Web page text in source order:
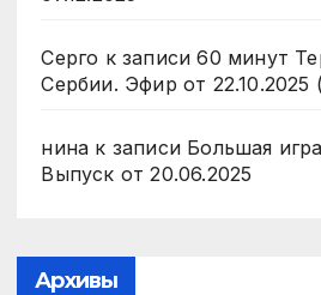
Серго к записи60 минут
Сербии. Эфир от 22.10.2025
нина к записи Большая
Выпуск от 20.06.2025
Архивы